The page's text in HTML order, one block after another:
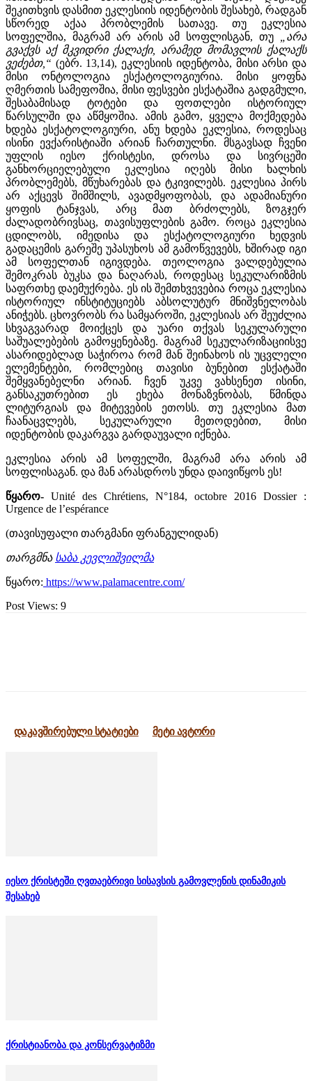
შეკითხვის დასმით ეკლესიის იდენტობის შესახებ, რადგან
სწორედ აქაა პრობლემის სათავე. თუ ეკლესია
სოფელშია, მაგრამ არ არის ამ სოფლისგან, თუ
„არა
გვაქვს აქ მკვიდრი ქალაქი, არამედ მომავლის ქალაქს
ვეძებთ,“ (ებრ. 13,14), ეკლესიის იდენტობა, მისი არსი და
მისი ონტოლოგია ესქატოლოგიურია. მისი ყოფნა
ღმერთის სამეფოშია, მისი ფესვები ესქატაშია გადგმული,
შესაბამისად ტოტები და ფოთლები ისტორიულ
წარსულში და აწმყოშია. ამის გამო, ყველა მოქმედება
ხდება ესქატოლოგიური, ანუ ხდება ეკლესია, როდესაც
ისინი ევქარისტიაში არიან ჩართულნი. მსგავსად ჩვენი
უფლის იესო ქრისტესი, დროსა და სივრცეში
განხორციელებული ეკლესია იღებს მისი ხალხის
პრობლემებს, მწუხარებას და ტკივილებს. ეკლესია პირს
არ აქცევს შიმშილს, ავადმყოფობას, და ადამიანური
ყოფის ტანჯვას, არც მათ ბრძოლებს, ზოგჯერ
ძალადობრივსაც, თავისუფლების გამო. როცა ეკლესია
ცდილობს, იმედისა და ესქატოლოგიური ხედვის
გადაცემის გარეშე უპასუხოს ამ გამოწვევებს, ხშირად იგი
ამ სოფელთან იგივდება. თეოლოგია ვალდებულია
შემოკრას ბუკსა და ნაღარას, როდესაც სეკულარიზმის
საფრთხე დაემუქრება. ეს ის შემთხვევებია როცა ეკლესია
ისტორიულ ინსტიტუციებს აბსოლუტურ მნიშვნელობას
ანიჭებს. ცხოვრობს რა სამყაროში, ეკლესიას არ შეუძლია
სხვაგვარად მოიქცეს და უარი თქვას სეკულარული
საშუალებების გამოყენებაზე. მაგრამ სეკულარიზაციისვე
ასარიდებლად საჭიროა რომ მან შეინახოს ის უცვლელი
ელემენტები, რომლებიც თავისი ბუნებით ესქატაში
შემყვანებელნი არიან. ჩვენ უკვე ვახსენეთ ისინი,
განსაკუთრებით ეს ეხება მონაზვნობას, წმინდა
ლიტურგიას და მიტევების ეთოსს. თუ ეკლესია მათ
ჩაანაცვლებს, სეკულარული მეთოდებით, მისი
იდენტობის დაკარგვა გარდაუვალი იქნება.
ეკლესია არის ამ სოფელში, მაგრამ არა არის ამ
სოფლისაგან. და მან არასდროს უნდა დაივიწყოს ეს!
წყარო- Unité des Chrétiens, N°184, octobre 2016 Dossier :
Urgence de l’espérance
(თავისუფალი თარგმანი ფრანგულიდან)
თარგმნა საბა კევლიშვილმა
წყარო: https://www.palamacentre.com/
Post Views: 9
დაკავშირებული სტატიები მეტი ავტორი
იესო ქრისტეში ღვთაებრივი სისავსის გამოვლენის დინამიკის
შესახებ
ქრისტიანობა და კონსერვატიზმი